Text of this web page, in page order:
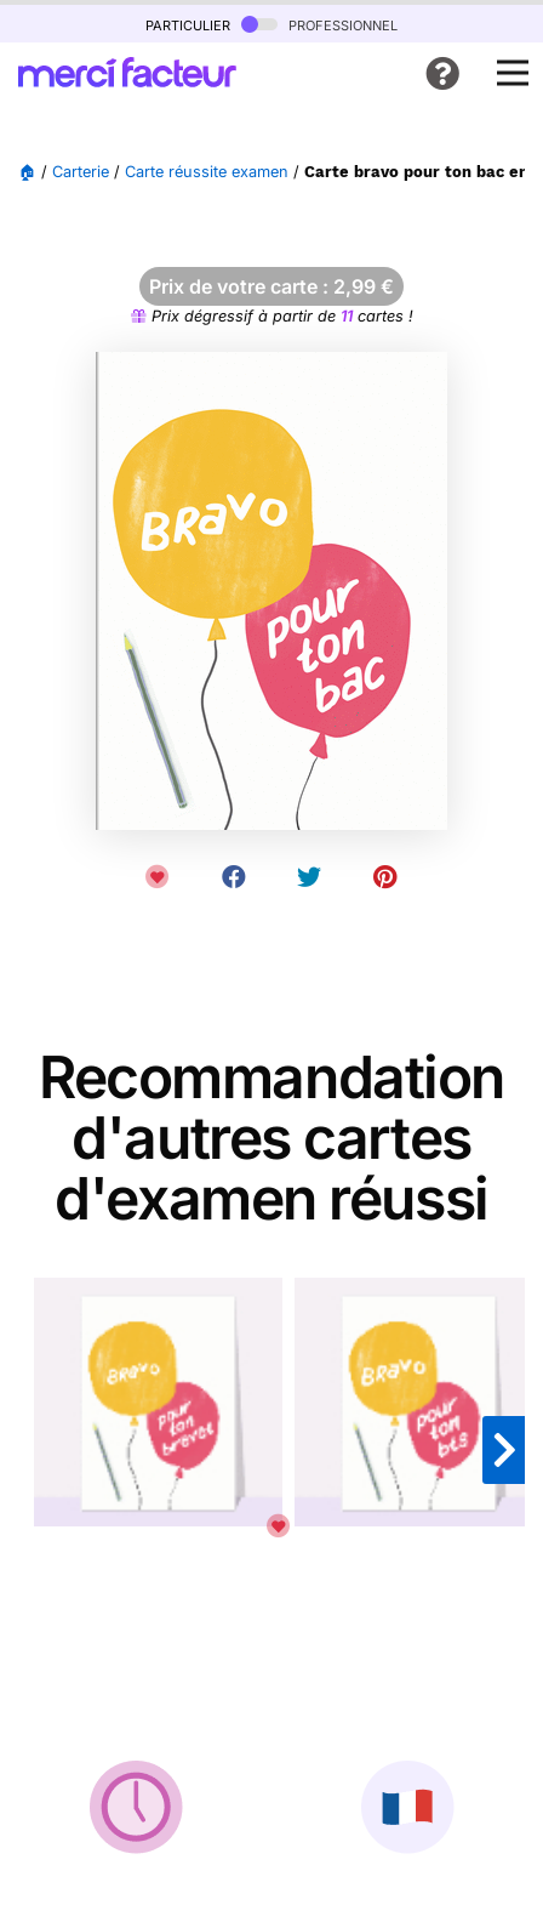
particulier professionnel
🏠 / Carterie / Carte réussite examen / Carte bravo pour ton bac en
Prix de votre carte : 2,99 €
Prix dégressif à partir de 11cartes !
Recommandation
d'autres cartes
d'examen réussi